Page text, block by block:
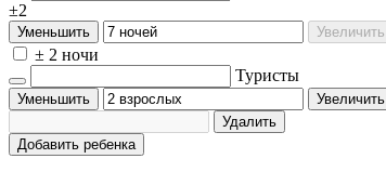
±2
Уменьшить Увеличить
± 2 ночи
Туристы
Уменьшить
Увеличить
Удалить
Добавить ребенка